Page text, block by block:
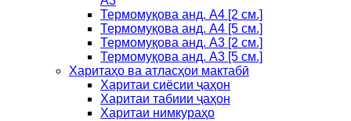
Термомуқова анд. А4 [2 см.]
Термомуқова анд. А4 [5 см.]
Термомуқова анд. А3 [2 см.]
Термомуқова анд. А3 [5 см.]
Харитаҳо ва атласҳои мактабӣ
Харитаи сиёсии ҷаҳон
Харитаи табиии ҷаҳон
Харитаи нимкураҳо